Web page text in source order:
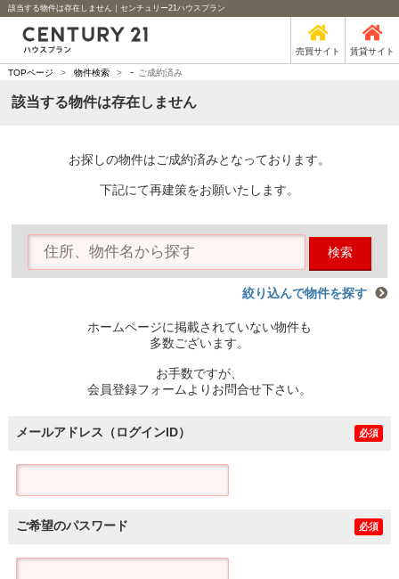
該当する物件は存在しません｜センチュリー21ハウスプラン
売買サイト 賃貸サイト
TOPページ > 物件検索 > - ご成約済み
該当する物件は存在しません
お探しの物件はご成約済みとなっております。
下記にて再建策をお願いたします。
検索
絞り込んで物件を探す
ホームページに掲載されていない物件も
多数ございます。
お手数ですが、
会員登録フォームよりお問合せ下さい。
メールアドレス（ログインID） 必須
ご希望のパスワード 必須